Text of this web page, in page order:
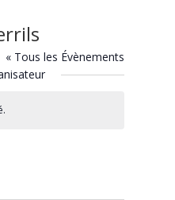
« Tous les Évènements